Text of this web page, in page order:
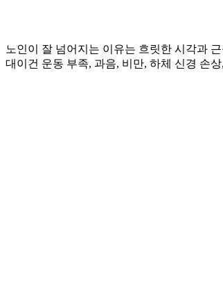
노인이 잘 넘어지는 이유는 흐릿한 시각과
대이건 운동 부족, 과음, 비만, 하체 신경 손